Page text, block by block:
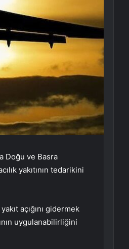
Doğu ve Basra
yakıtının tedarikini
açığını gidermek
uygulanabilirliğini